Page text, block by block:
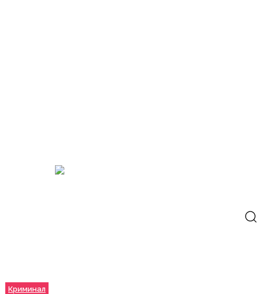
Криминал